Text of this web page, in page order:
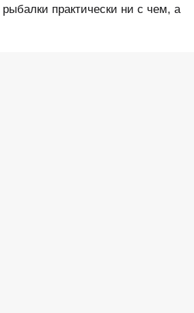
практически ни с чем, а